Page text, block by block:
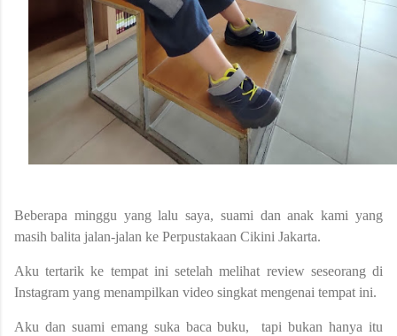
Beberapa minggu yang lalu saya, suami dan anak kami yang
masih balita jalan-jalan ke Perpustakaan Cikini Jakarta.
Aku tertarik ke tempat ini setelah melihat review seseorang di
Instagram yang menampilkan video singkat mengenai tempat ini.
Aku dan suami emang suka baca buku, tapi bukan hanya itu